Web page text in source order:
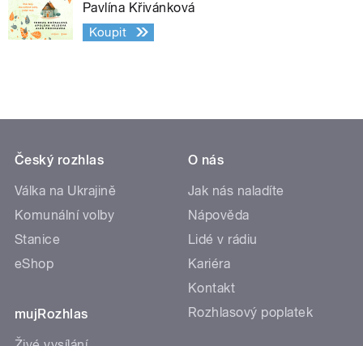
Pavlína Křivánková
Koupit
Český rozhlas
Válka na Ukrajině
Komunální volby
Stanice
eShop
mujRozhlas
O nás
Jak nás naladíte
Nápověda
Lidé v rádiu
Kariéra
Kontakt
Rozhlasový poplatek